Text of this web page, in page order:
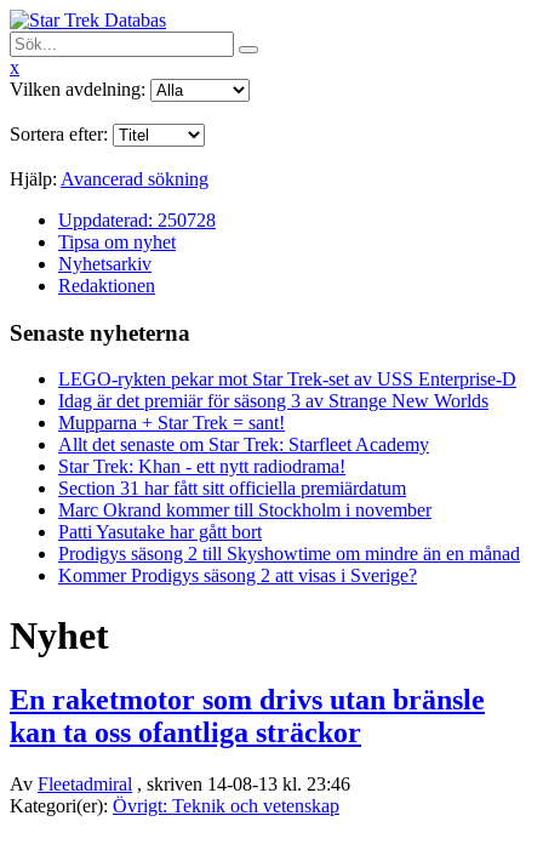
x
Vilken avdelning:
Sortera efter:
Hjälp: Avancerad sökning
Uppdaterad: 250728
Tipsa om nyhet
Nyhetsarkiv
Redaktionen
Senaste nyheterna
LEGO-rykten pekar mot Star Trek-set av USS Enterprise-D
Idag är det premiär för säsong 3 av Strange New Worlds
Mupparna + Star Trek = sant!
Allt det senaste om Star Trek: Starfleet Academy
Star Trek: Khan - ett nytt radiodrama!
Section 31 har fått sitt officiella premiärdatum
Marc Okrand kommer till Stockholm i november
Patti Yasutake har gått bort
Prodigys säsong 2 till Skyshowtime om mindre än en månad
Kommer Prodigys säsong 2 att visas i Sverige?
Nyhet
En raketmotor som drivs utan bränsle
kan ta oss ofantliga sträckor
Av Fleetadmiral , skriven 14-08-13 kl. 23:46
Kategori(er): Övrigt: Teknik och vetenskap